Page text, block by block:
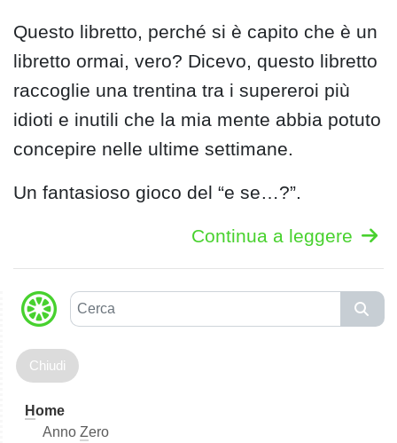
Questo libretto, perché si è capito che è un
libretto ormai, vero? Dicevo, questo libretto
raccoglie una trentina tra i supereroi più
idioti e inutili che la mia mente abbia potuto
concepire nelle ultime settimane.
Un fantasioso gioco del “e se…?”.
Continua a leggere
C
e
c
Home
Anno Zero